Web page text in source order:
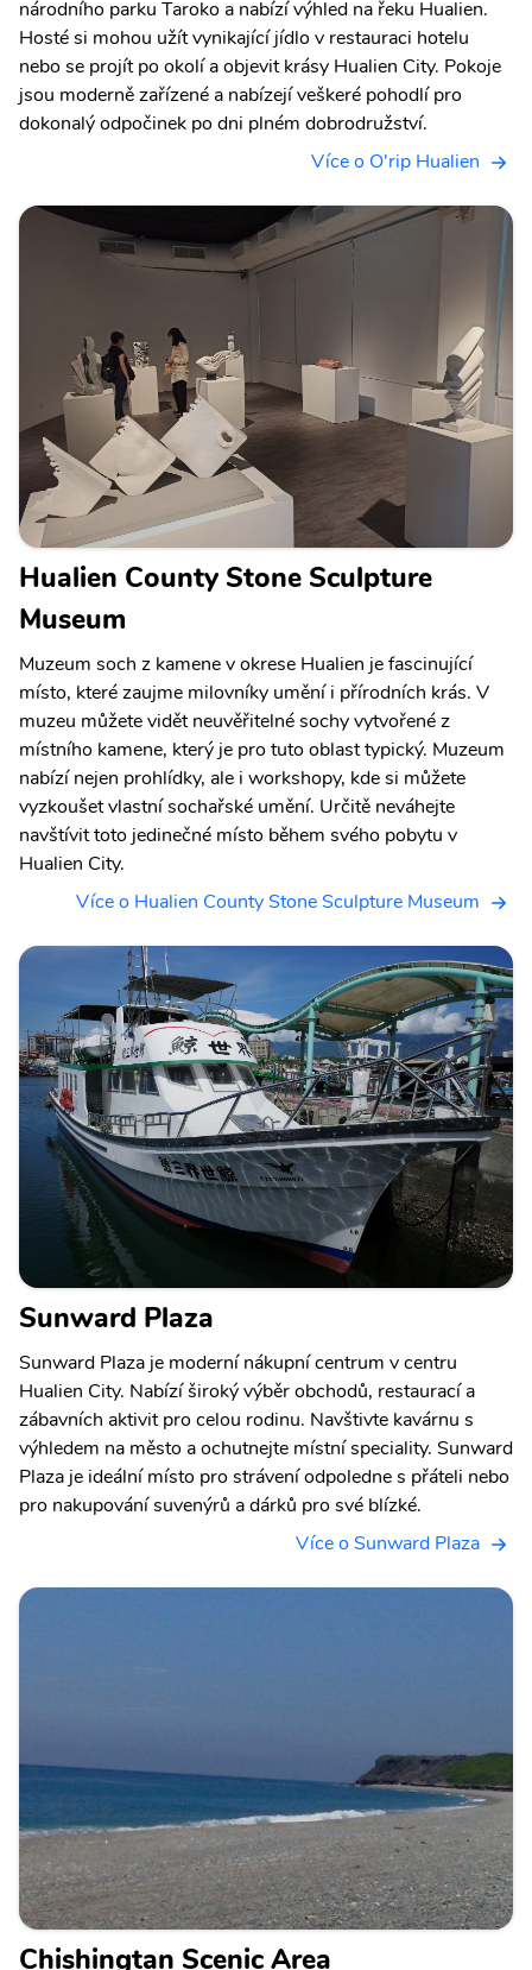
národního parku Taroko a nabízí výhled na řeku Hualien.
Hosté si mohou užít vynikající jídlo v restauraci hotelu
nebo se projít po okolí a objevit krásy Hualien City. Pokoje
jsou moderně zařízené a nabízejí veškeré pohodlí pro
dokonalý odpočinek po dni plném dobrodružství.
Více o O'rip Hualien
Hualien County Stone Sculpture
Museum
Muzeum soch z kamene v okrese Hualien je fascinující
místo, které zaujme milovníky umění i přírodních krás. V
muzeu můžete vidět neuvěřitelné sochy vytvořené z
místního kamene, který je pro tuto oblast typický. Muzeum
nabízí nejen prohlídky, ale i workshopy, kde si můžete
vyzkoušet vlastní sochařské umění. Určitě neváhejte
navštívit toto jedinečné místo během svého pobytu v
Hualien City.
Více o Hualien County Stone Sculpture Museum
Sunward Plaza
Sunward Plaza je moderní nákupní centrum v centru
Hualien City. Nabízí široký výběr obchodů, restaurací a
zábavních aktivit pro celou rodinu. Navštivte kavárnu s
výhledem na město a ochutnejte místní speciality. Sunward
Plaza je ideální místo pro strávení odpoledne s přáteli nebo
pro nakupování suvenýrů a dárků pro své blízké.
Více o Sunward Plaza
Chishingtan Scenic Area